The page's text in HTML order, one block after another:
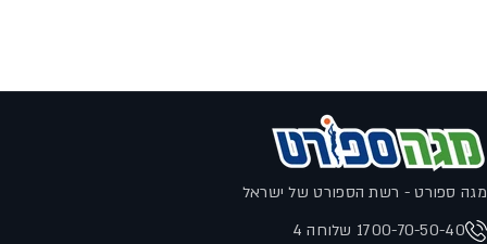
מגה ספורט - רשת הספורט של ישראל
1700-70-50-40 שלוחה 4